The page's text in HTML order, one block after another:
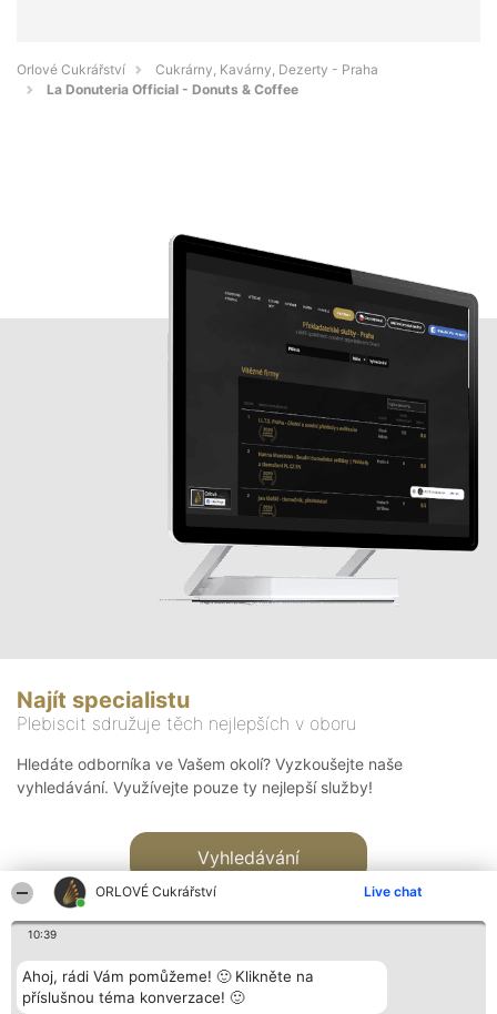
ORLOVÉ Cukrářství Live chat
10:39
Ahoj, rádi Vám pomůžeme! 🙂 Klikněte na
příslušnou téma konverzace! 🙂
Orlové Cukrářství
Cukrárny, Kavárny, Dezerty - Praha
La Donuteria Official - Donuts & Coffee
Najít specialistu
Plebiscit sdružuje těch nejlepších v oboru
Hledáte odborníka ve Vašem okolí? Vyzkoušejte naše
vyhledávání. Využívejte pouze ty nejlepší služby!
Vyhledávání